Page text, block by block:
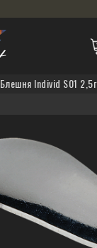
Блешня Individ S01 2,5г